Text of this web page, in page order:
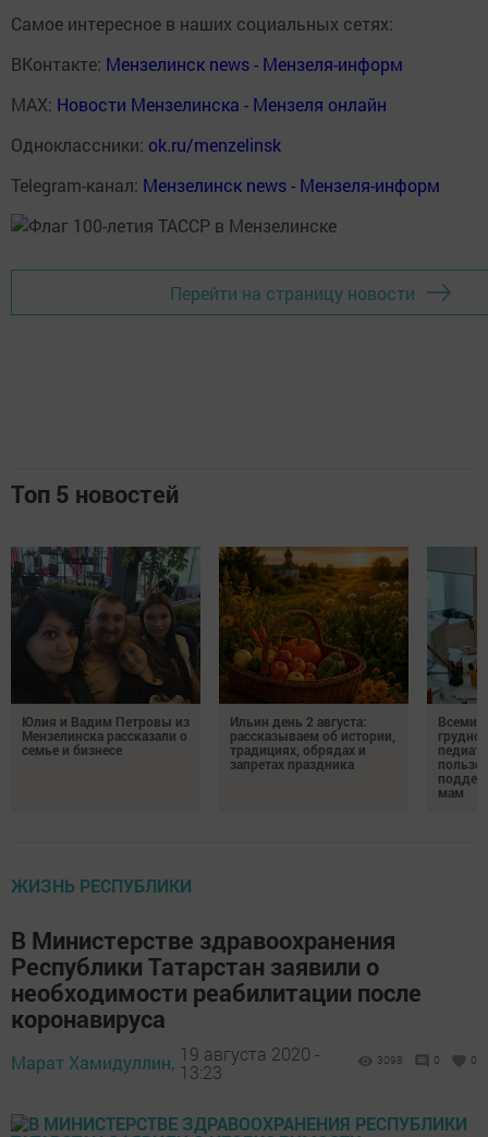
Самое интересное в наших социальных сетях:
ВКонтакте: Мензелинск news - Мензеля-информ
MAX: Новости Мензелинска - Мензеля онлайн
Одноклассники: ok.ru/menzelinsk
Telegram-канал: Мензелинск news - Мензеля-информ
Перейти на страницу новости
Топ 5 новостей
Юлия и Вадим Петровы из
Мензелинска рассказали о
семье и бизнесе
Ильин день 2 августа:
рассказываем об истории,
традициях, обрядах и
запретах праздника
пользе
мам
ЖИЗНЬ РЕСПУБЛИКИ
В Министерстве здравоохранения
Республики Татарстан заявили о
необходимости реабилитации после
коронавируса
Марат Хамидуллин, 19 августа 2020 -
13:23
3098 0 0